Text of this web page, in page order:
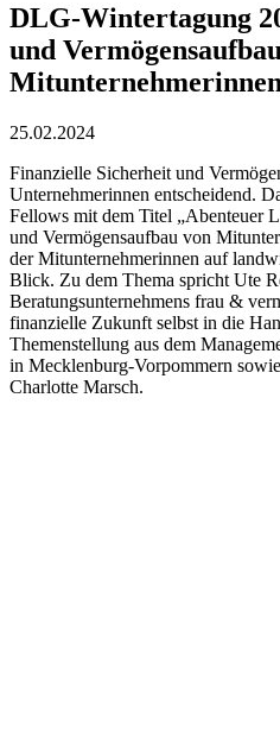
DLG-Wintertagung
und
Mitunternehmerinnen
25.02.2024
Finanzielle Sicherheit und
Unternehmerinnen entscheidend.
Fellows mit dem Titel „Abenteuer
und Vermögensaufbau von
der Mitunternehmerinnen auf
Blick. Zu dem Thema spricht Ute
Beratungsunternehmens frau &
finanzielle Zukunft selbst in die
Themenstellung aus dem
in Mecklenburg-Vorpommern
Charlotte Marsch.